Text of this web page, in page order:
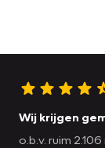
Wij krijgen
o.b.v. ruim